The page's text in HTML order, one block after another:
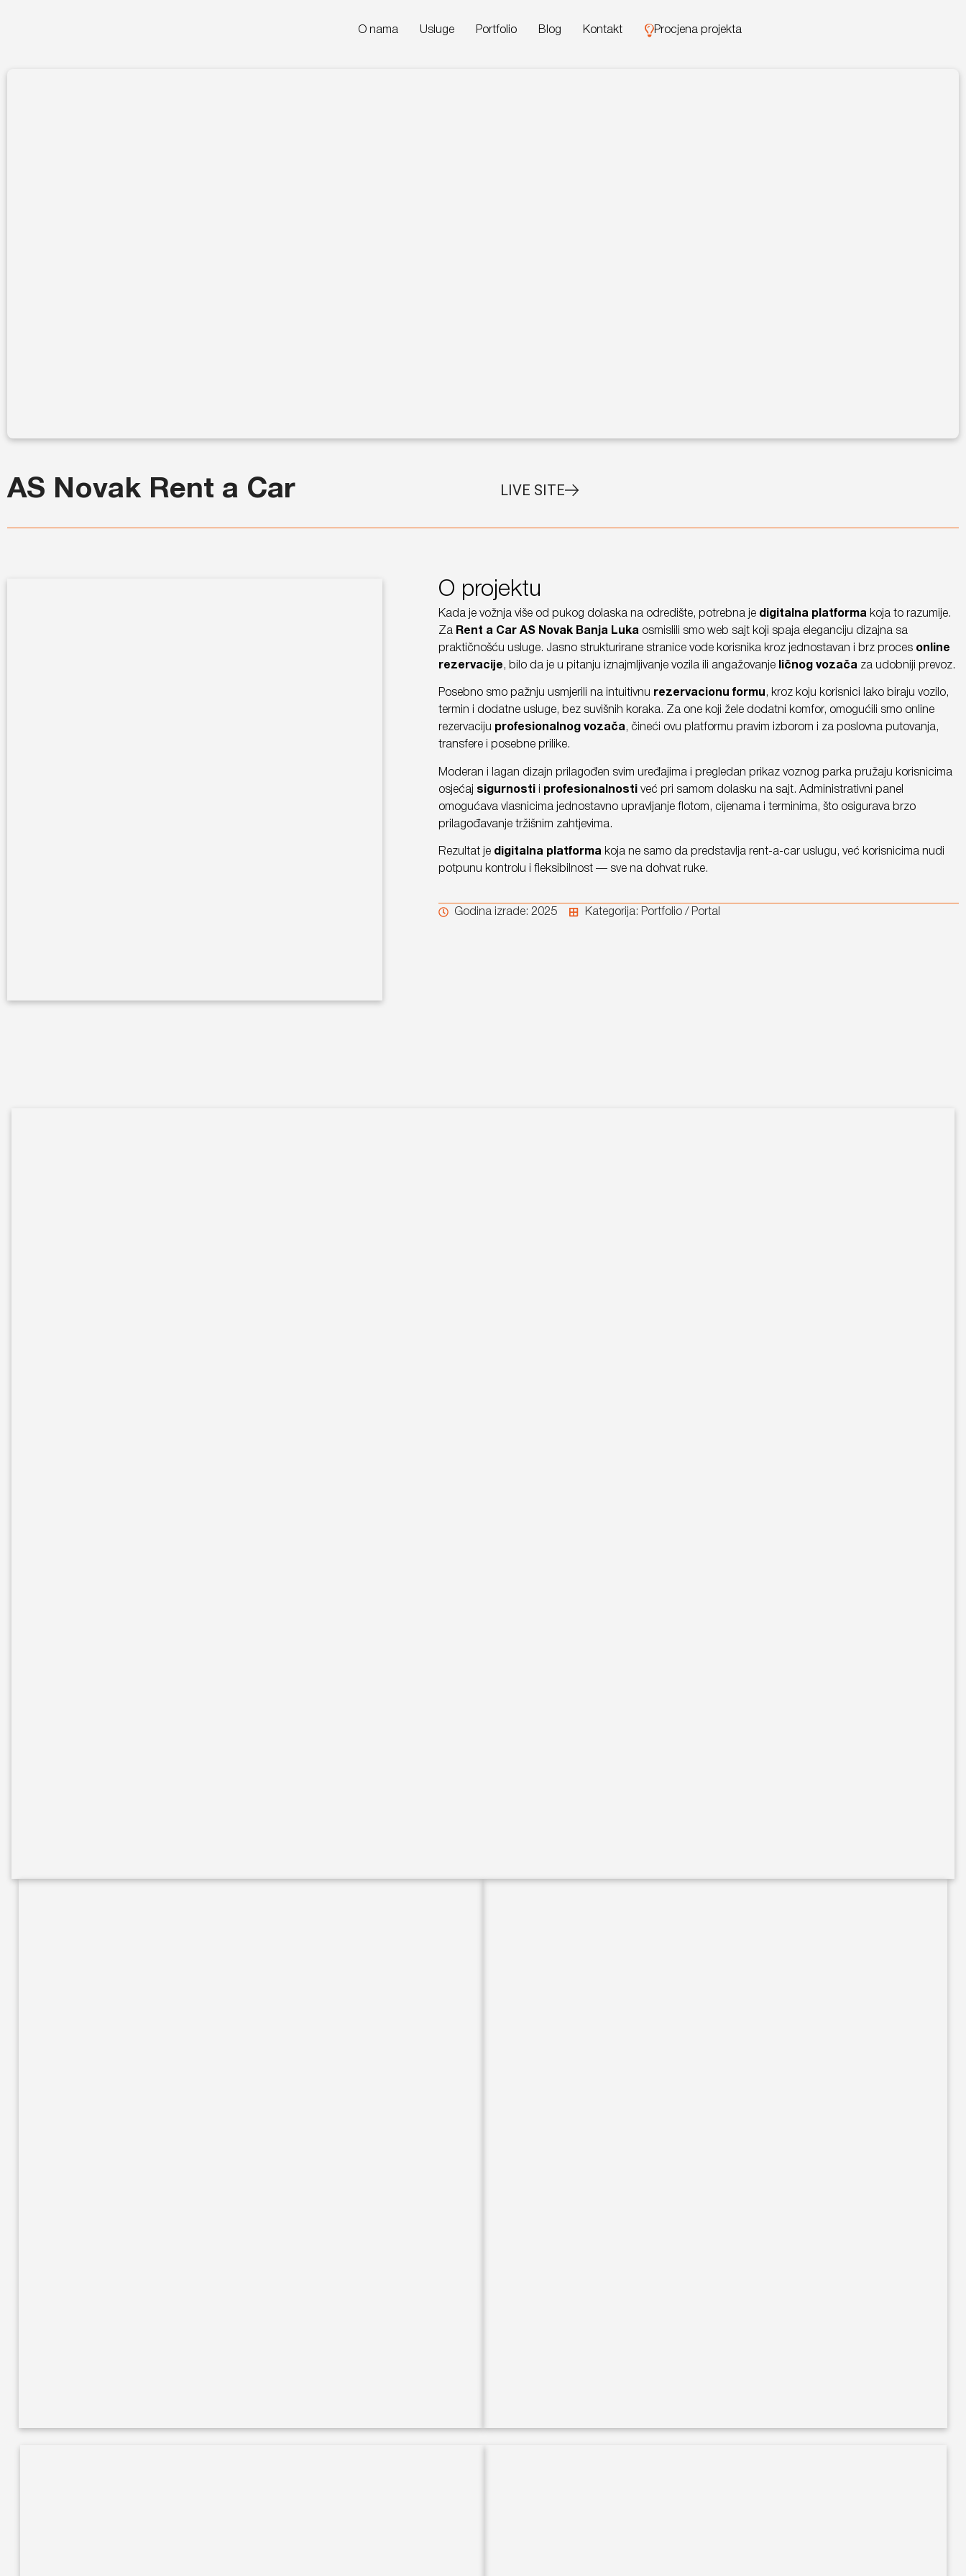
O nama Usluge Portfolio Blog Kontakt Procjena projekta
AS Novak Rent a Car LIVE SITE
O projektu
Kada je vožnja više od pukog dolaska na odredište, potrebna je digitalna platformakoja to razumije.
Za Rent a Car AS Novak Banja Lukaosmislili smo web sajt koji spaja eleganciju dizajna sa
praktičnošću usluge. Jasno strukturirane stranice vode korisnika kroz jednostavan i brz proces online
rezervacije , bilo da je u pitanju iznajmljivanje vozila ili angažovanje ličnog vozačaza udobniji prevoz.
Posebno smo pažnju usmjerili na intuitivnu rezervacionu formu , kroz koju korisnici lako biraju vozilo,
termin i dodatne usluge, bez suvišnih koraka. Za one koji žele dodatni komfor, omogućili smo online
rezervaciju
profesionalnog vozača, čineći ovu platformu pravim izborom i za poslovna putovanja,
transfere i posebne prilike.
Moderan i lagan dizajn prilagođen svim uređajima i pregledan prikaz voznog parka pružaju korisnicima
osjećaj sigurnostii profesionalnostiveć pri samom dolasku na sajt. Administrativni panel
omogućava vlasnicima jednostavno upravljanje flotom, cijenama i terminima, što osigurava brzo
prilagođavanje tržišnim zahtjevima.
Rezultat je digitalna platformakoja ne samo da predstavlja rent-a-car uslugu, već korisnicima nudi
potpunu kontrolu i fleksibilnost — sve na dohvat ruke.
Godina izrade: 2025 Kategorija: Portfolio / Portal